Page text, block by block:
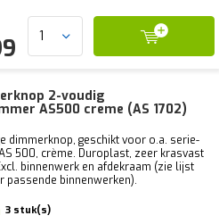
2-voudig
AS500 creme (AS 1702)
dimmerknop, geschikt voor o.a. serie-
500, crème. Duroplast, zeer krasvast
binnenwerk en afdekraam (zie lijst
passende binnenwerken).
3 stuk(s)